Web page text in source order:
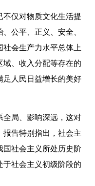
仅对物质文化生活提
公平、正义、安全、
会生产力水平总体上
、收入分配等存在的
人民日益增长的美好
局、影响深远，这对
告特别指出，社会主
社会主义所处历史阶
社会主义初级阶段的